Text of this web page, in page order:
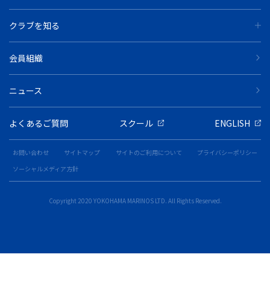
クラブを知る
会員組織
ニュース
よくあるご質問 スクール ENGLISH
お問い合わせ サイトマップ サイトのご利用について
プライバシーポリシー
ソーシャルメディア方針
Copyright 2020 YOKOHAMA MARINOS LTD. All Rights Reserved.